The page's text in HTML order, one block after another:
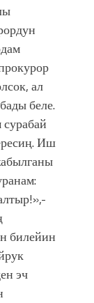
ал
беле.
Иш
билейин
эч